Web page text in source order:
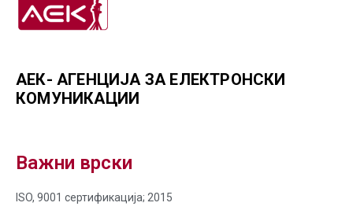
АЕК- АГЕНЦИЈА ЗА ЕЛЕКТРОНСКИ
КОМУНИКАЦИИ
Важни врски
ISO, 9001 сертификација; 2015